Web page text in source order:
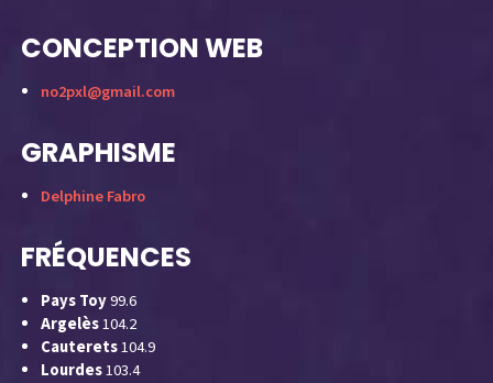
CONCEPTION WEB
no2pxl@gmail.com
GRAPHISME
Delphine Fabro
FRÉQUENCES
Pays Toy99.6
Argelès104.2
Cauterets104.9
Lourdes103.4